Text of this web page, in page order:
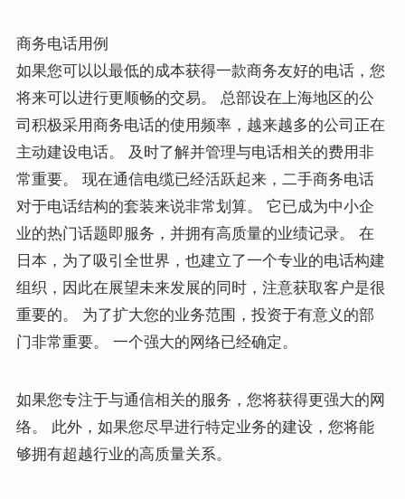
商务电话用例
如果您可以以最低的成本获得一款商务友好的电话，您
将来可以进行更顺畅的交易。 总部设在上海地区的公
司积极采用商务电话的使用频率，越来越多的公司正在
主动建设电话。 及时了解并管理与电话相关的费用非
常重要。 现在通信电缆已经活跃起来，二手商务电话
对于电话结构的套装来说非常划算。 它已成为中小企
业的热门话题即服务，并拥有高质量的业绩记录。 在
日本，为了吸引全世界，也建立了一个专业的电话构建
组织，因此在展望未来发展的同时，注意获取客户是很
重要的。 为了扩大您的业务范围，投资于有意义的部
门非常重要。 一个强大的网络已经确定。
如果您专注于与通信相关的服务，您将获得更强大的网
络。 此外，如果您尽早进行特定业务的建设，您将能
够拥有超越行业的高质量关系。